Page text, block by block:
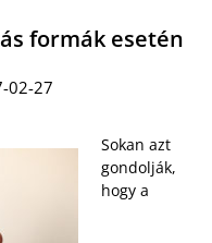
formák esetén
02-27
Sokan azt
gondolják,
hogy a